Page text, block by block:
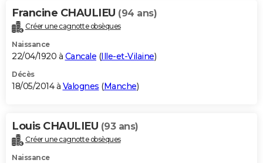
Francine CHAULIEU (94 ans)
Créer une cagnotte obsèques
Naissance
22/04/1920 à Cancale (Ille-et-Vilaine)
Décès
18/05/2014 à Valognes (Manche)
Louis CHAULIEU (93 ans)
Créer une cagnotte obsèques
Naissance